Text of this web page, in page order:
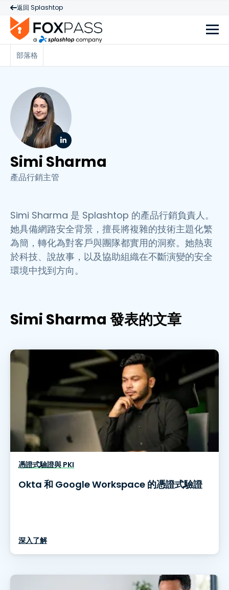
返回 Splashtop
部落格
Simi Sharma
產品行銷主管
Simi Sharma 是 Splashtop 的產品行銷負責人。
她具備網路安全背景，擅長將複雜的技術主題化繁
為簡，轉化為對客戶與團隊都實用的洞察。她熱衷
於科技、說故事，以及協助組織在不斷演變的安全
環境中找到方向。
Simi Sharma 發表的文章
憑證式驗證與 PKI
Okta 和 Google Workspace 的憑證式驗證
深入了解